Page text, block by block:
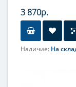
3 870р.
Наличие: На